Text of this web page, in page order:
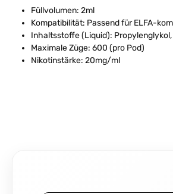
Füllvolumen: 2ml
Kompatibilität: Passend für ELFA-
Inhaltsstoffe (Liquid): Propylenglykol,
Maximale Züge: 600 (pro Pod)
Nikotinstärke: 20mg/ml